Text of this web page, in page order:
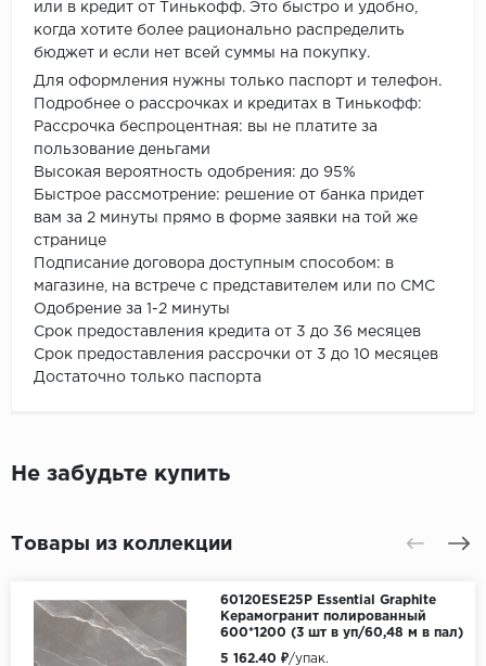
или в кредит от Тинькофф. Это быстро и удобно,
когда хотите более рационально распределить
бюджет и если нет всей суммы на покупку.
Для оформления нужны только паспорт и телефон.
Подробнее о рассрочках и кредитах в Тинькофф:
Рассрочка беспроцентная: вы не платите за
пользование деньгами
Высокая вероятность одобрения: до 95%
Быстрое рассмотрение: решение от банка придет
вам за 2 минуты прямо в форме заявки на той же
странице
Подписание договора доступным способом: в
магазине, на встрече с представителем или по СМС
Одобрение за 1-2 минуты
Срок предоставления кредита от 3 до 36 месяцев
Срок предоставления рассрочки от 3 до 10 месяцев
Достаточно только паспорта
Не забудьте купить
Товары из коллекции
60120ESE25P Essential Graphite
Керамогранит полированный
600*1200 (3 шт в уп/60,48 м в пал)
5 162.40 ₽/упак.